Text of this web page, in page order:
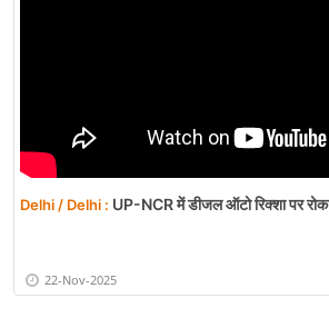
Delhi / Delhi : UP-NCR में डीजल ऑटो रिक्शा पर रोक
22-Nov-2025